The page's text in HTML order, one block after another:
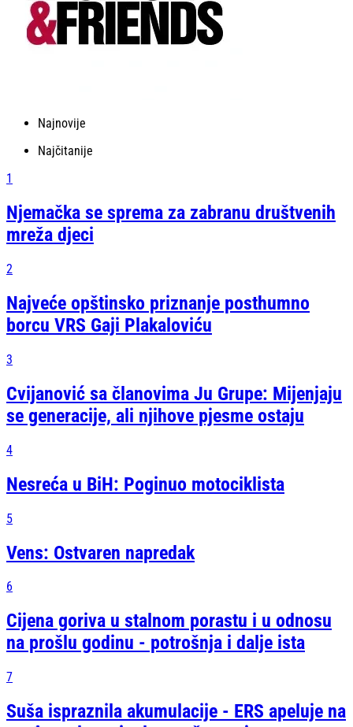
Najnovije
Najčitanije
1
Njemačka se sprema za zabranu društvenih
mreža djeci
2
Najveće opštinsko priznanje posthumno
borcu VRS Gaji Plakaloviću
3
Cvijanović sa članovima Ju Grupe: Mijenjaju
se generacije, ali njihove pjesme ostaju
4
Nesreća u BiH: Poginuo motociklista
5
Vens: Ostvaren napredak
6
Cijena goriva u stalnom porastu i u odnosu
na prošlu godinu - potrošnja i dalje ista
7
Suša ispraznila akumulacije - ERS apeluje na